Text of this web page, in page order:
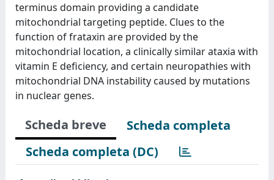
terminus domain providing a candidate
mitochondrial targeting peptide. Clues to the
function of frataxin are provided by the
mitochondrial location, a clinically similar ataxia with
vitamin E deficiency, and certain neuropathies with
mitochondrial DNA instability caused by mutations
in nuclear genes.
Scheda breve
Scheda completa
Scheda completa (DC)